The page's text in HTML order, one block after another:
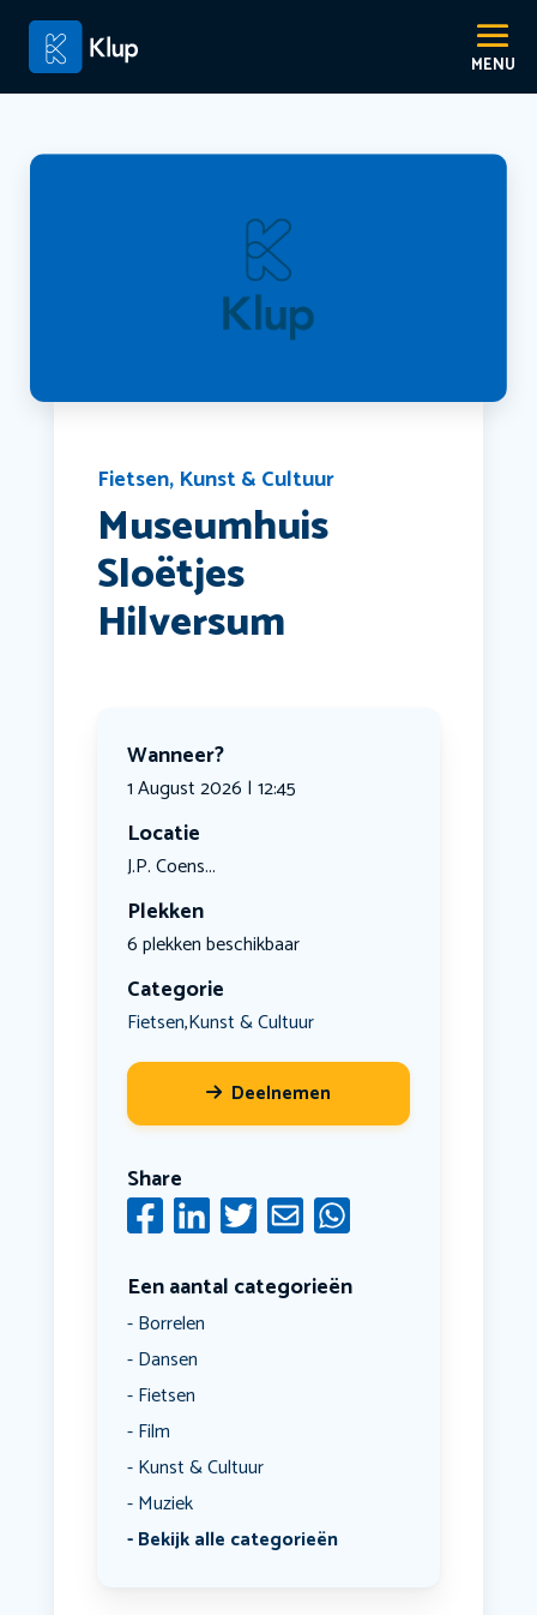
Fietsen, Kunst & Cultuur
Museumhuis
Sloëtjes
Hilversum
Wanneer?
1 August 2026 | 12:45
Locatie
J.P. Coens...
Plekken
6 plekken beschikbaar
Categorie
Fietsen,Kunst & Cultuur
Deelnemen
Share
Een aantal categorieën
Borrelen
Dansen
Fietsen
Film
Kunst & Cultuur
Muziek
Bekijk alle categorieën